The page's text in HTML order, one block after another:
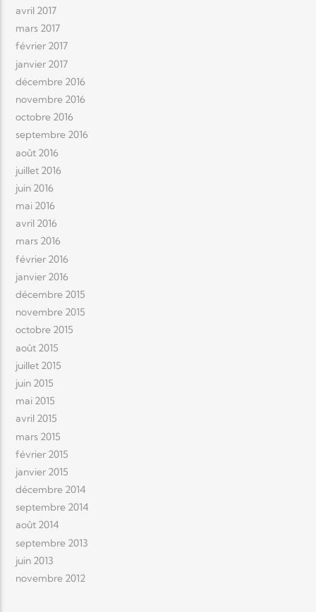
avril 2017
mars 2017
février 2017
janvier 2017
décembre 2016
novembre 2016
octobre 2016
septembre 2016
août 2016
juillet 2016
juin 2016
mai 2016
avril 2016
mars 2016
février 2016
janvier 2016
décembre 2015
novembre 2015
octobre 2015
août 2015
juillet 2015
juin 2015
mai 2015
avril 2015
mars 2015
février 2015
janvier 2015
décembre 2014
septembre 2014
août 2014
septembre 2013
juin 2013
novembre 2012